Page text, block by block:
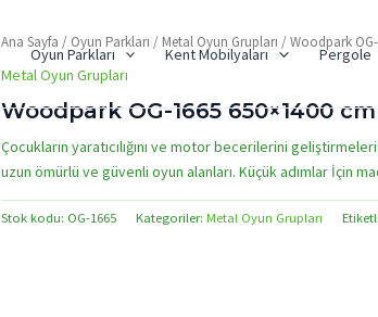
Oyun Parkları
Kent Mobilyaları Pergole
Ana Sayfa / Oyun Parkları / Metal Oyun Grupları / Woodpark
Metal Oyun Grupları
Woodpark OG-1665 650×1400
Çocukların yaratıcılığını ve motor becerilerini
uzun ömürlü ve güvenli oyun alanları. Küçük adımlar İçin
Stok kodu: OG-1665 Kategoriler:Metal Oyun Grupları